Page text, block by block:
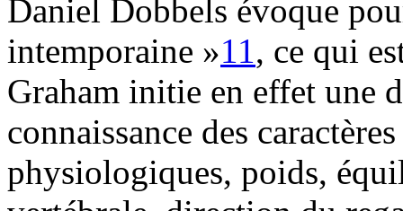
Daniel Dobbels évoque
intemporaine »11, ce qui
Graham initie en effet une
connaissance des
physiologiques, poids,